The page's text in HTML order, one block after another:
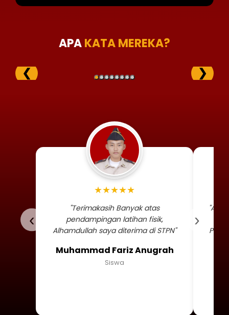
APAKATA MEREKA?
❮ ❯
‹
Foto profil siswa
★★★★★
"Terimakasih Banyak atas
pendampingan latihan fisik,
Alhamdullah saya diterima di STPN"
Muhammad Fariz Anugrah
Siswa
›